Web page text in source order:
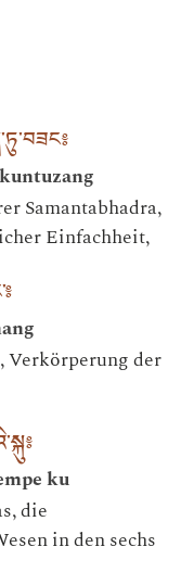
Samantabhadra,
Einfachheit,
Verkörperung der
ku
die
in den sechs